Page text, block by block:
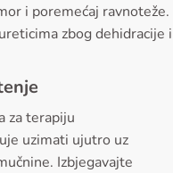
i poremećaj ravnoteže.
zbog dehidracije i
za terapiju
uzimati ujutro uz
Izbjegavajte